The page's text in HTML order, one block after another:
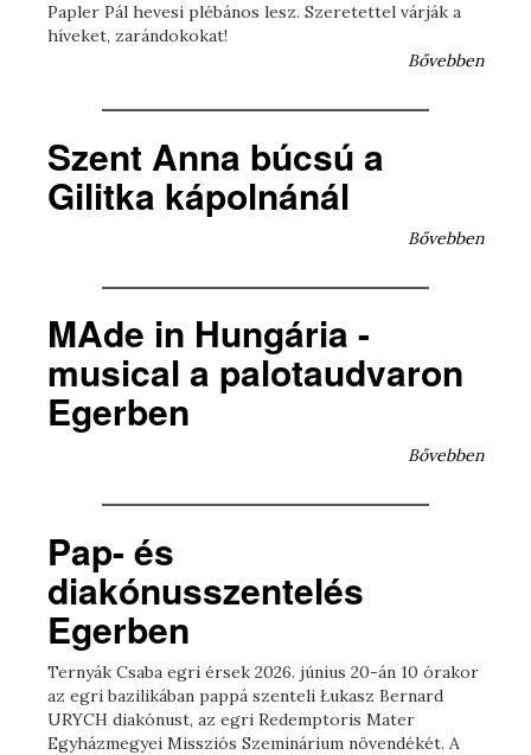
Papler Pál hevesi plébános lesz. Szeretettel várják a
híveket, zarándokokat!
Bővebben
Szent Anna búcsú a
Gilitka kápolnánál
Bővebben
MAde in Hungária -
musical a palotaudvaron
Egerben
Bővebben
Pap- és
diakónusszentelés
Egerben
Ternyák Csaba egri érsek 2026. június 20-án 10 órakor
az egri bazilikában pappá szenteli Łukasz Bernard
URYCH diakónust, az egri Redemptoris Mater
Egyházmegyei Missziós Szeminárium növendékét. A